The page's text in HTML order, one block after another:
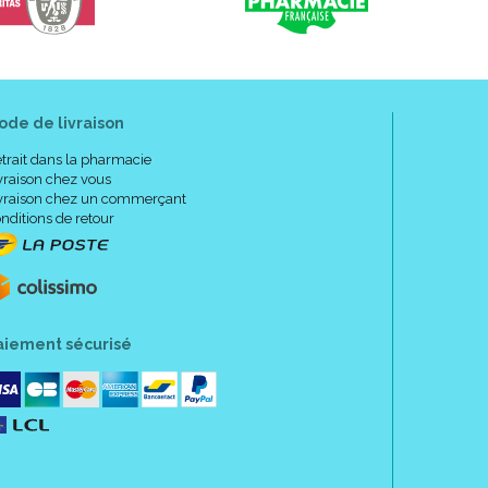
moins de 3 ans.
et sec.
ouverture 24 heures maximum.
citrique), chlorure de choline, chlorure de calcium,
chlorure de sodium, chlorure de manganèse,
nicotinamide, L-ascorbate de sodium,
sulfate de magnésium, D-pantothénate de
de livraison
dans la pharmacie
chez vous
chez un commerçant
de retour
sécurisé